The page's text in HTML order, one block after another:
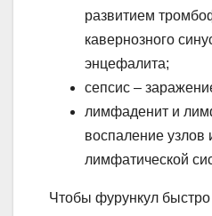
развитием
кавернозного
энцефалита;
сепсис –
лимфаденит и
воспаление узлов
лимфатической
Чтобы фурункул